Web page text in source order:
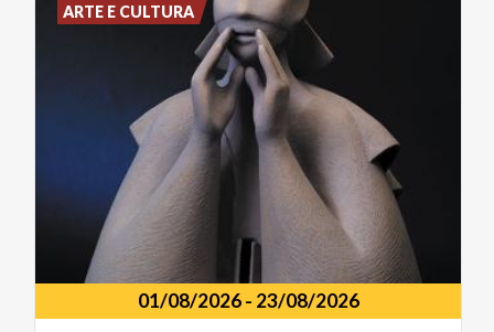
01/08/2026- 23/08/2026
ARTE E CULTURA